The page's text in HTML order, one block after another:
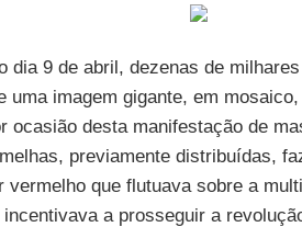
dia 9 de abril, dezenas de
uma imagem gigante, em
ocasião desta manifestação de
previamente distribuídas,
vermelho que flutuava sobre a
incentivava a prosseguir a